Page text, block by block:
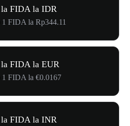
la FIDA la IDR
1 FIDA la Rp344.11
la FIDA la EUR
1 FIDA la €0.0167
la FIDA la INR